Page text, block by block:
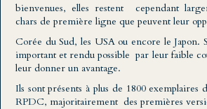
bienvenues, elles restent cependant
chars de première ligne que peuvent leur
Corée du Sud, les USA ou encore le Japon.
important et rendu possible par leur faible
leur donner un avantage.
Ils sont présents à plus de 1800 exemplaires
RPDC, majoritairement des premières